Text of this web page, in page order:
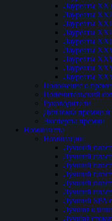
Лауреаты XX
Лауреаты
Лауреаты
Лауреаты
Лауреаты
Лауреаты
Лауреаты
Лауреаты
Лауреаты
Положение о
Попечительский
Руководители
Дипломы премии и
Эксперты премии
Номинанты
Номинации
Лучший
Лучший
Лучший
Лучший
Лучший
Лучший
Лучший SPA
Лучшая
Лучшая